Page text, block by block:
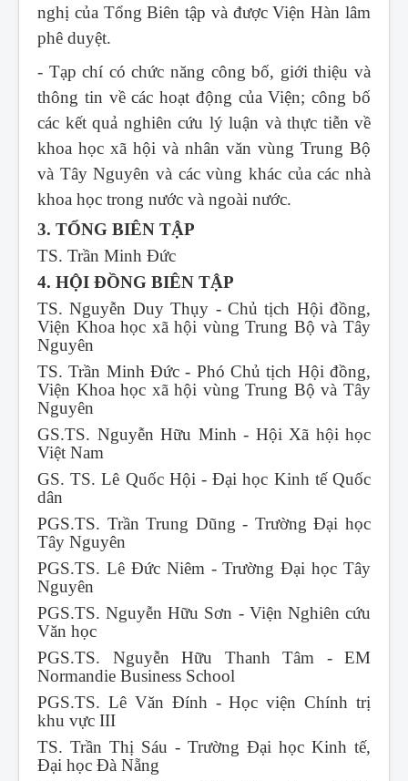
nghị của Tổng Biên tập và được Viện Hàn lâm
phê duyệt.
- Tạp chí có chức năng công bố, giới thiệu và
thông tin về các hoạt động của Viện; công bố
các kết quả nghiên cứu lý luận và thực tiễn về
khoa học xã hội và nhân văn vùng Trung Bộ
và Tây Nguyên và các vùng khác của các nhà
khoa học trong nước và ngoài nước.
3. TỔNG BIÊN TẬP
TS. Trần Minh Đức
4. HỘI ĐỒNG BIÊN TẬP
TS. Nguyễn Duy Thụy - Chủ tịch Hội đồng,
Viện Khoa học xã hội vùng Trung Bộ và Tây
Nguyên
TS. Trần Minh Đức - Phó Chủ tịch Hội đồng,
Viện Khoa học xã hội vùng Trung Bộ và Tây
Nguyên
GS.TS. Nguyễn Hữu Minh - Hội Xã hội học
Việt Nam
GS. TS. Lê Quốc Hội - Đại học Kinh tế Quốc
dân
PGS.TS. Trần Trung Dũng - Trường Đại học
Tây Nguyên
PGS.TS. Lê Đức Niêm - Trường Đại học Tây
Nguyên
PGS.TS. Nguyễn Hữu Sơn - Viện Nghiên cứu
Văn học
PGS.TS. Nguyễn Hữu Thanh Tâm - EM
Normandie Business School
PGS.TS. Lê Văn Đính - Học viện Chính trị
khu vực III
TS. Trần Thị Sáu - Trường Đại học Kinh tế,
Đại học Đà Nẵng